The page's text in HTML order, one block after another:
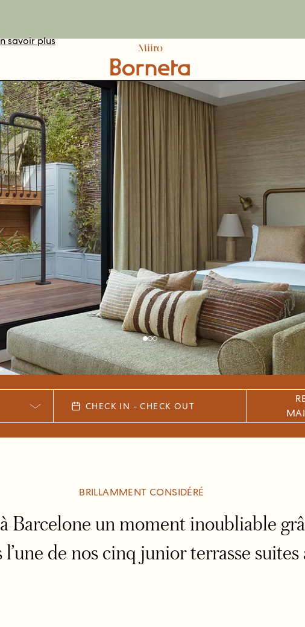
savoir plus RÉSERVER
DÉCOUVRIR
VOTEZ ICI
CHECK IN - CHECK OUT
BRILLAMMENT CONSIDÉRÉ
Barcelone un moment inoubliable
de nos cinq junior terrasse